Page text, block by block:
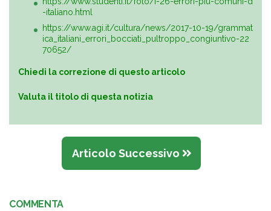
-italiano.html
https://www.agi.it/cultura/news/2017-10-19/grammat
ica_italiani_errori_bocciati_pultroppo_congiuntivo-22
70652/
Chiedi la correzione di questo articolo
Valuta il titolo di questa notizia
Articolo Successivo
COMMENTA